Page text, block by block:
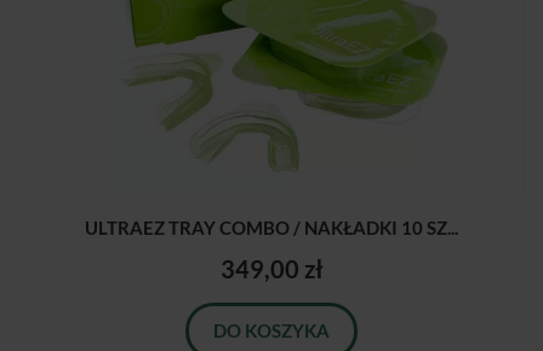
ULTRAEZ TRAY COMBO / NAKŁADKI 10 SZ...
349,00 zł
DO KOSZYKA